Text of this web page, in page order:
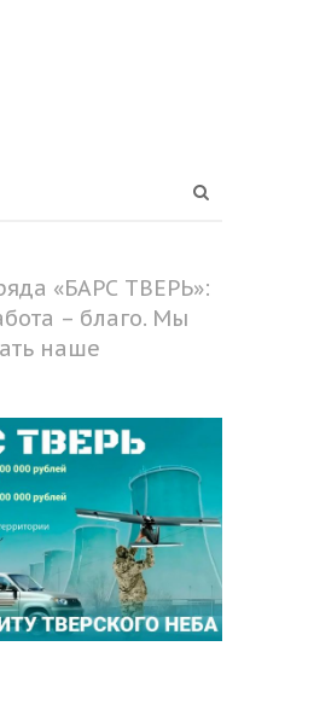
«БАРС ТВЕРЬ»:
– благо. Мы
наше